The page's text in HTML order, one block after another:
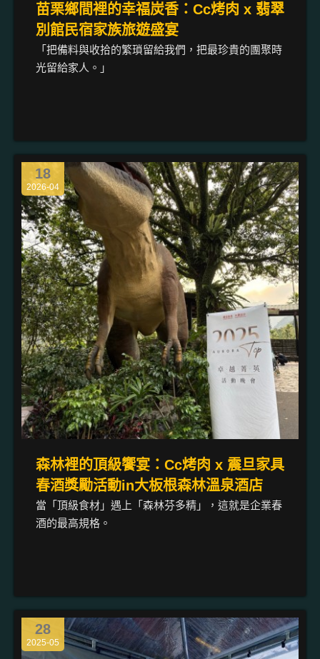
苗栗鄉間裡的幸福炭香：Cc烤肉 x 翡翠
別館民宿家族旅遊盛宴
「把備料與收拾的繁瑣留給我們，把最珍貴的團聚時
光留給家人。」
18
2026-04
森林裡的頂級饗宴：Cc烤肉 x 震旦家具
春酒獎勵活動in大板根森林溫泉酒店
當「頂級食材」遇上「森林芬多精」，這就是企業春
酒的最高規格。
28
2025-05